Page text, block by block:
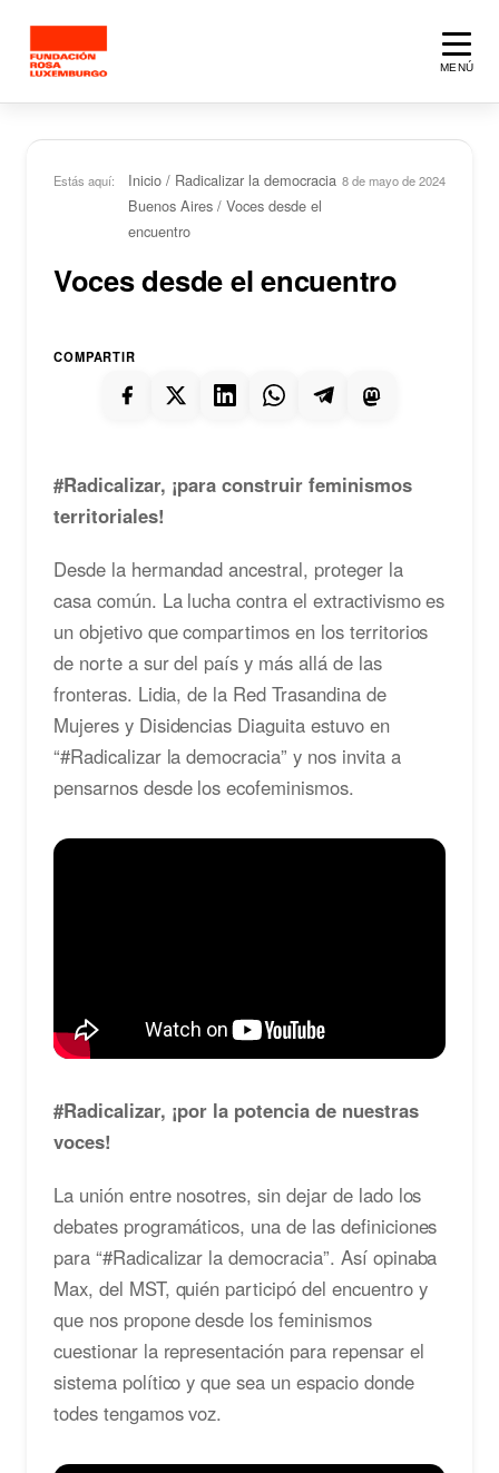
MENÚ
Estás aquí: Inicio / Radicalizar la democracia
Buenos Aires / Voces desde el
encuentro
8 de mayo de 2024
Voces desde el encuentro
COMPARTIR
#Radicalizar, ¡para construir feminismos
territoriales!
Desde la hermandad ancestral, proteger la
casa común. La lucha contra el extractivismo es
un objetivo que compartimos en los territorios
de norte a sur del país y más allá de las
fronteras. Lidia, de la Red Trasandina de
Mujeres y Disidencias Diaguita estuvo en
“#Radicalizar la democracia” y nos invita a
pensarnos desde los ecofeminismos.
#Radicalizar, ¡por la potencia de nuestras
voces!
La unión entre nosotres, sin dejar de lado los
debates programáticos, una de las definiciones
para “#Radicalizar la democracia”. Así opinaba
Max, del MST, quién participó del encuentro y
que nos propone desde los feminismos
cuestionar la representación para repensar el
sistema político y que sea un espacio donde
todes tengamos voz.